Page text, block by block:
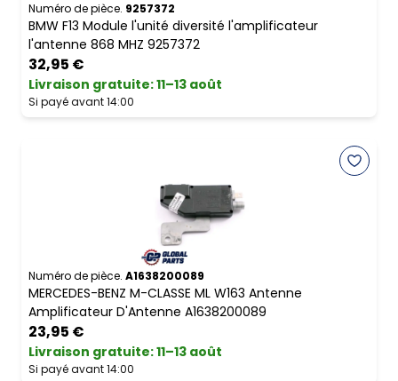
Numéro de pièce. 9257372
BMW F13 Module l'unité diversité l'amplificateur
l'antenne 868 MHZ 9257372
32,95 €
Livraison gratuite:11–13 août
Si payé avant 14:00
Numéro de pièce. A1638200089
MERCEDES-BENZ M-CLASSE ML W163 Antenne
Amplificateur D'Antenne A1638200089
23,95 €
Livraison gratuite:11–13 août
Si payé avant 14:00